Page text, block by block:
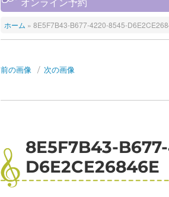
オンライン予約
ホーム » 8E5F7B43-B677-4220-8545-
前の画像 次の画像
8E5F7B43-
D6E2CE26846E